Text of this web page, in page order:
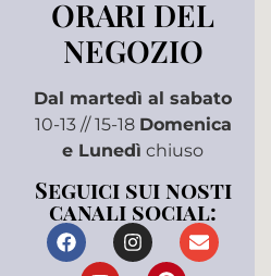
ORARI DEL
NEGOZIO
Dal martedì al sabato
10-13 // 15-18 Domenica
e Lunedì chiuso
Seguici sui nosti
canali social: